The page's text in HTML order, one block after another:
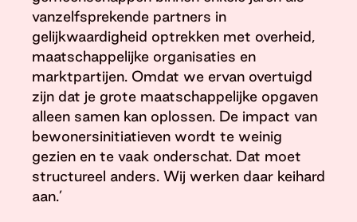
vanzelfsprekende partners in
gelijkwaardigheid optrekken met overheid,
maatschappelijke organisaties en
marktpartijen. Omdat we ervan overtuigd
zijn dat je grote maatschappelijke opgaven
alleen samen kan oplossen. De impact van
bewonersinitiatieven wordt te weinig
gezien en te vaak onderschat. Dat moet
structureel anders. Wij werken daar keihard
aan.’